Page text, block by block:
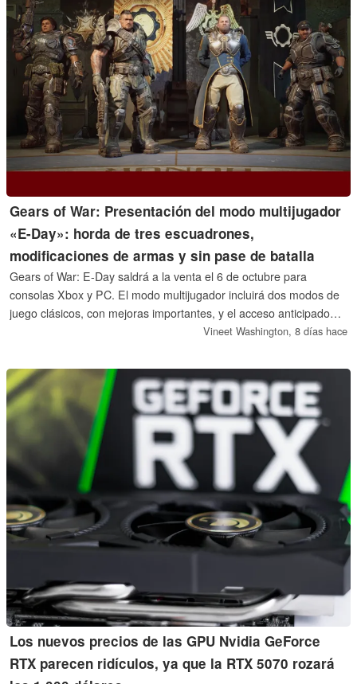
Gears of War: Presentación del modo multijugador
«E-Day»: horda de tres escuadrones,
modificaciones de armas y sin pase de batalla
Gears of War: E-Day saldrá a la venta el 6 de octubre para
consolas Xbox y PC. El modo multijugador incluirá dos modos de
juego clásicos, con mejoras importantes, y el acceso anticipado
Vineet Washington, 8 días hace
Los nuevos precios de las GPU Nvidia GeForce
RTX parecen ridículos, ya que la RTX 5070 rozará